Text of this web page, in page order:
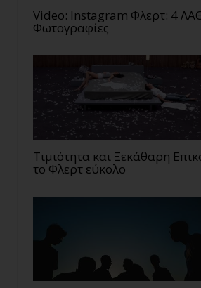
Video: Instagram Φλερτ: 4
Φωτογραφίες
Τιμιότητα και Ξεκάθαρη
το Φλερτ εύκολο